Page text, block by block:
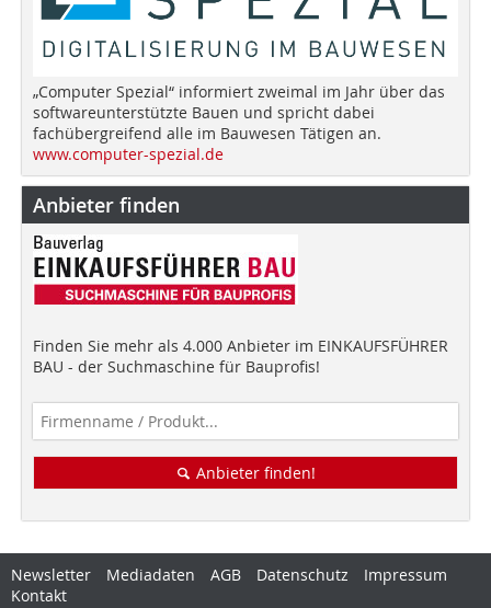
„Computer Spezial“ informiert zweimal im Jahr über das
softwareunterstützte Bauen und spricht dabei
fachübergreifend alle im Bauwesen Tätigen an.
www.computer-spezial.de
Anbieter finden
Finden Sie mehr als 4.000 Anbieter im EINKAUFSFÜHRER
BAU - der Suchmaschine für Bauprofis!
Anbieter finden!
Newsletter Mediadaten AGB Datenschutz
Impressum
Kontakt